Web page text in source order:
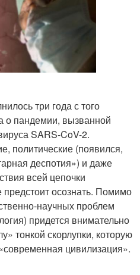
три года с того
о пандемии, вызванной
SARS-CoV-2.
политические (появился,
деспотия») и даже
всей цепочки
осознать. Помимо
научных проблем
придется внимательно
тонкой скорлупки, которую
цивилизация».